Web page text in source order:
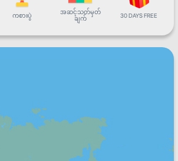
ကစားပွဲ
အဆင့်သတ်မှတ်
ချက်
30 DAYS FREE